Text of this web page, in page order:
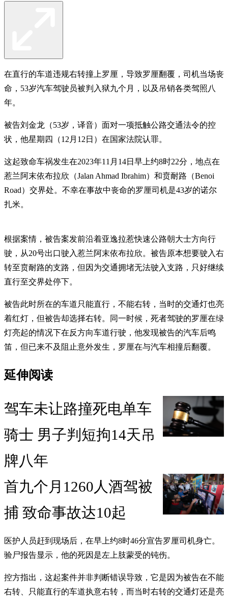
在直行的车道违规右转撞上罗厘，导致罗厘翻覆，司机当场丧
命，53岁汽车驾驶员被判入狱九个月，以及吊销各类驾照八
年。
被告刘金龙（53岁，译音）面对一项抵触公路交通法令的控
状，他星期四（12月12日）在国家法院认罪。
这起致命车祸发生在2023年11月14日早上约8时22分，地点在
惹兰阿末依布拉欣（Jalan Ahmad Ibrahim）和贲耐路（Benoi
Road）交界处。不幸在事故中丧命的罗厘司机是43岁的诺尔
扎米。
根据案情，被告案发前沿着亚逸拉惹快速公路朝大士方向行
驶，从20号出口驶入惹兰阿末依布拉欣。被告原本想要驶入右
转至贲耐路的支路，但因为交通拥堵无法驶入支路，只好继续
直行至交界处停下。
被告此时所在的车道只能直行，不能右转，当时的交通灯也亮
着红灯，但被告却选择右转。同一时候，死者驾驶的罗厘在绿
灯亮起的情况下在反方向车道行驶，他发现被告的汽车后鸣
笛，但已来不及阻止意外发生，罗厘在与汽车相撞后翻覆。
延伸阅读
驾车未让路撞死电单车
骑士 男子判短拘14天吊
牌八年
首九个月1260人酒驾被
捕 致命事故达10起
医护人员赶到现场后，在早上约8时46分宣告罗厘司机身亡。
验尸报告显示，他的死因是左上肢蒙受的钝伤。
控方指出，这起案件并非判断错误导致，它是因为被告在不能
右转、只能直行的车道执意右转，而当时右转的交通灯还是亮